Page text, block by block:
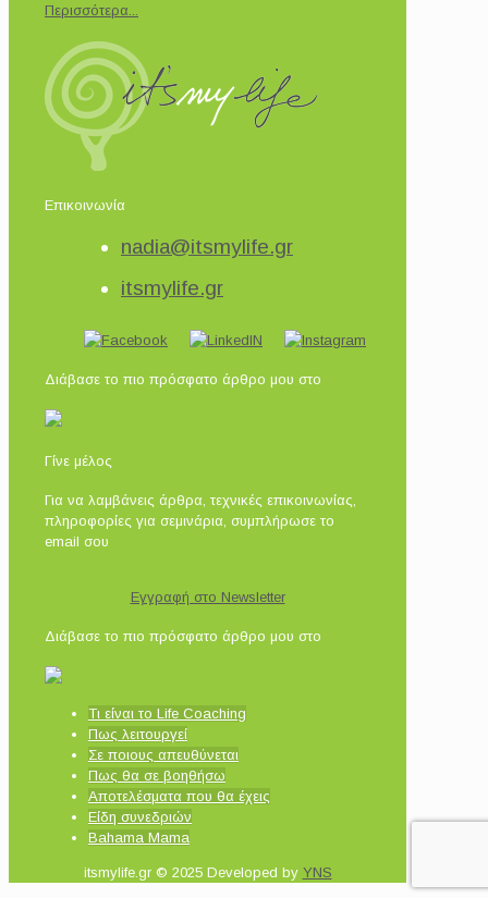
Περισσότερα...
Επικοινωνία
nadia@itsmylife.gr
itsmylife.gr
Διάβασε το πιο πρόσφατο άρθρο μου στο
Γίνε μέλος
Για να λαμβάνεις άρθρα, τεχνικές επικοινωνίας,
πληροφορίες για σεμινάρια, συμπλήρωσε το
email σου
Εγγραφή στο Newsletter
Διάβασε το πιο πρόσφατο άρθρο μου στο
Τι είναι το Life Coaching
Πως λειτουργεί
Σε ποιους απευθύνεται
Πως θα σε βοηθήσω
Αποτελέσματα που θα έχεις
Είδη συνεδριών
Bahama Mama
itsmylife.gr © 2025 Developed by YNS